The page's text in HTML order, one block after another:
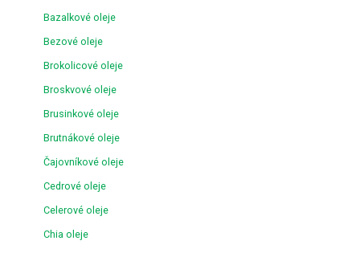
Bazalkové oleje
Bezové oleje
Brokolicové oleje
Broskvové oleje
Brusinkové oleje
Brutnákové oleje
Čajovníkové oleje
Cedrové oleje
Celerové oleje
Chia oleje